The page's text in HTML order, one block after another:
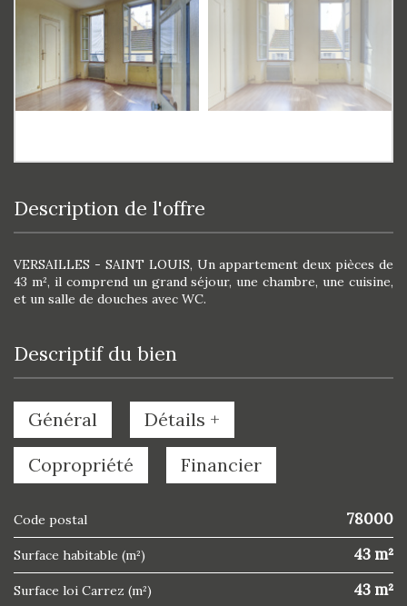
description de l'offre
VERSAILLES - SAINT LOUIS, Un appartement deux pièces de
43 m², il comprend un grand séjour, une chambre, une cuisine,
et un salle de douches avec WC.
descriptif du bien
Général
Détails +
Copropriété
Financier
Code postal 78000
Surface habitable (m²) 43 m²
Surface loi Carrez (m²) 43 m²